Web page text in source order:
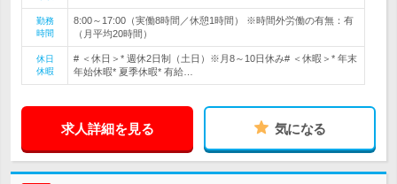
勤務
時間
8:00～17:00（実働8時間／休憩1時間） ※時間外労働の有無：有
（月平均20時間）
休日
休暇
# ＜休日＞* 週休2日制（土日）※月8～10日休み# ＜休暇＞* 年末
年始休暇* 夏季休暇* 有給…
求人詳細を見る 気になる